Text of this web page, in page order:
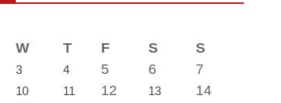
W T F S
S
3 4 5 6
7
10 11 12 13 14